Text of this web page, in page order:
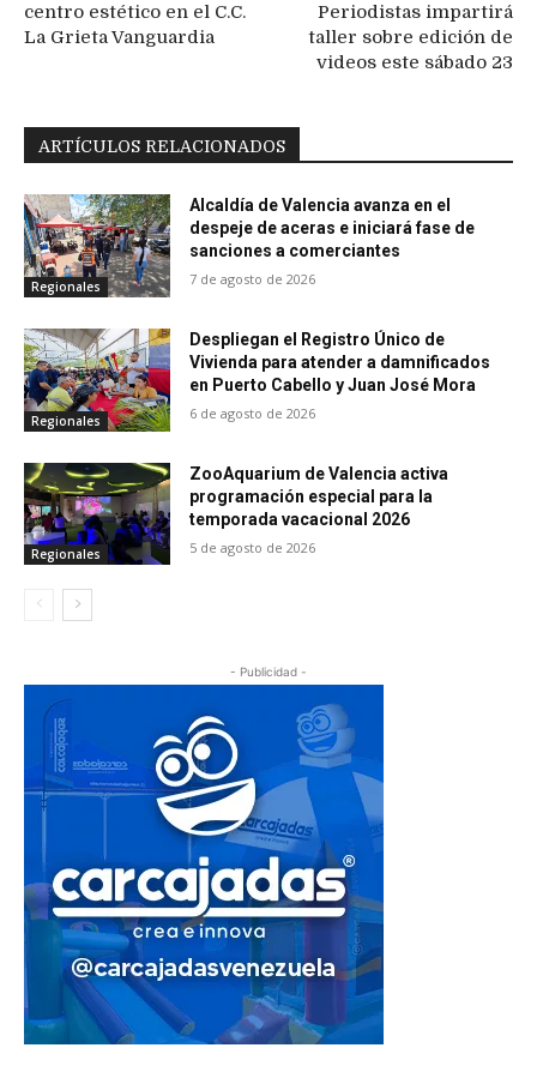
centro estético en el C.C.
La Grieta Vanguardia
Periodistas impartirá
taller sobre edición de
videos este sábado 23
ARTÍCULOS RELACIONADOS
Regionales
Alcaldía de Valencia avanza en el
despeje de aceras e iniciará fase de
sanciones a comerciantes
7 de agosto de 2026
Regionales
Despliegan el Registro Único de
Vivienda para atender a damnificados
en Puerto Cabello y Juan José Mora
6 de agosto de 2026
Regionales
ZooAquarium de Valencia activa
programación especial para la
temporada vacacional 2026
5 de agosto de 2026
- Publicidad -